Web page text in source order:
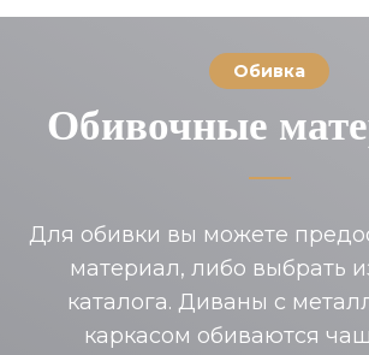
Обивка
Обивочные
Для обивки вы можете
материал, либо выбрать
каталога. Диваны с
каркасом обиваются